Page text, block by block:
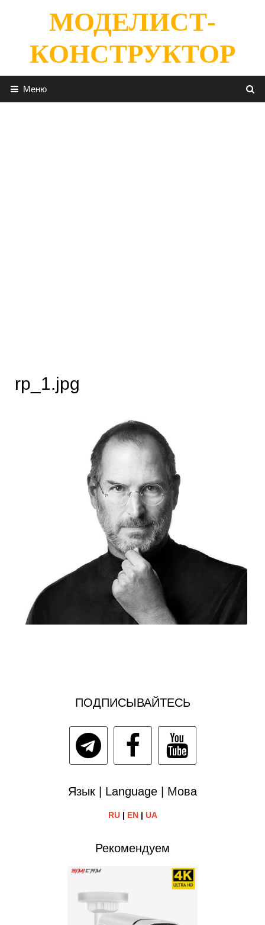
содержимомуМОДЕЛИСТ-
КОНСТРУКТОР
Меню
rp_1.jpg
ПОДПИСЫВАЙТЕСЬ
Язык | Language | Мова
RU| EN| UA
Рекомендуем